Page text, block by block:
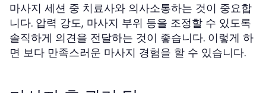
마사지 세션 중 치료사와 의사소통하는 것이 중요합
니다. 압력 강도, 마사지 부위 등을 조정할 수 있도록
솔직하게 의견을 전달하는 것이 좋습니다. 이렇게 하
면 보다 만족스러운 마사지 경험을 할 수 있습니다.